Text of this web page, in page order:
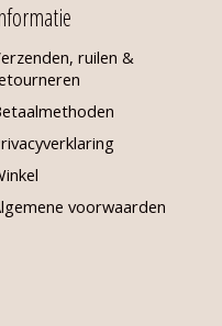
ruilen &
voorwaarden